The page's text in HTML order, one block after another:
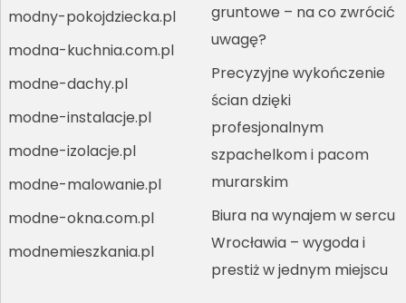
modny-pokojdziecka.pl
modna-kuchnia.com.pl
modne-dachy.pl
modne-instalacje.pl
modne-izolacje.pl
modne-malowanie.pl
modne-okna.com.pl
modnemieszkania.pl
gruntowe – na co zwrócić
uwagę?
Precyzyjne wykończenie
ścian dzięki
profesjonalnym
szpachelkom i pacom
murarskim
Biura na wynajem w sercu
Wrocławia – wygoda i
prestiż w jednym miejscu